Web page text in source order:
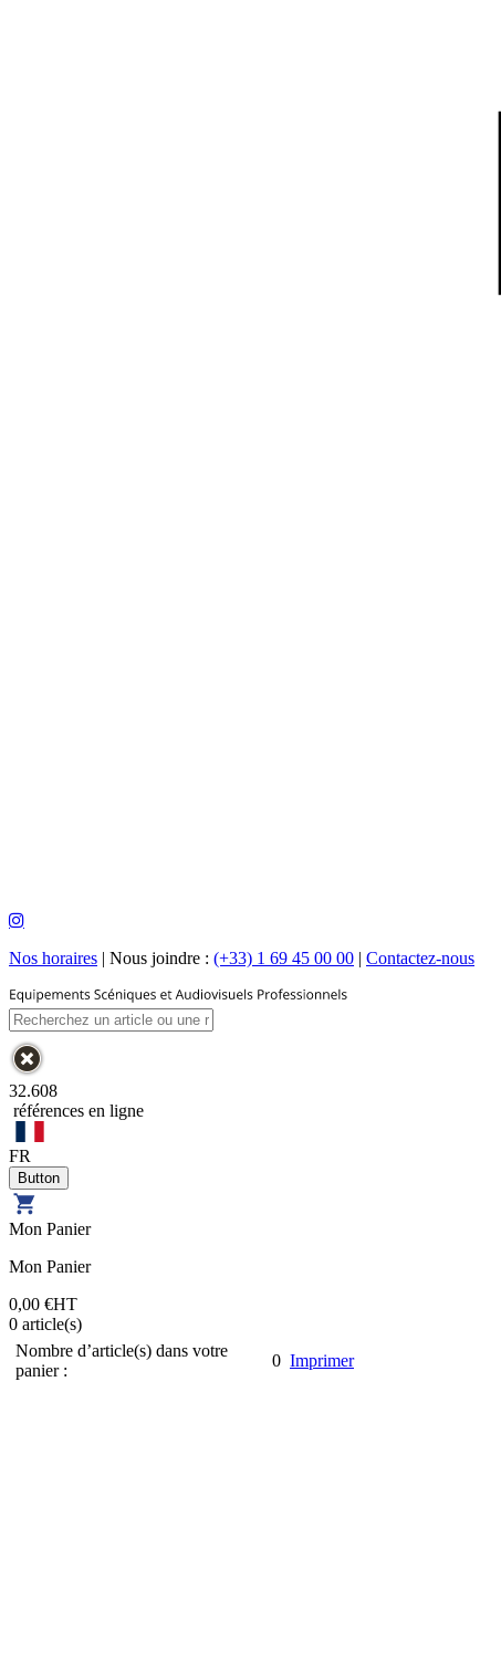
Nos horaires | Nous joindre : (+33) 1 69 45 00 00 | Contactez-nous
32.608
références en ligne
FR
Mon Panier
Mon Panier
0,00 €HT
0 article(s)
Nombre d’article(s) dans votre
panier :
0 Imprimer